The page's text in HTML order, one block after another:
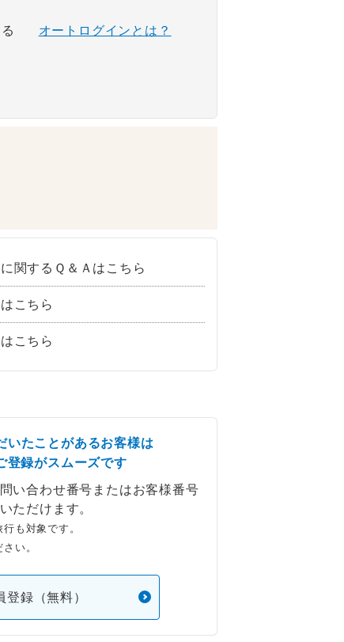
オートログインとは？
関するＱ＆Ａはこちら
こちら
こちら
いたことがあるお客様は
登録がスムーズです
い合わせ番号またはお客様番号
ただけます。
も対象です。
い。
録（無料）